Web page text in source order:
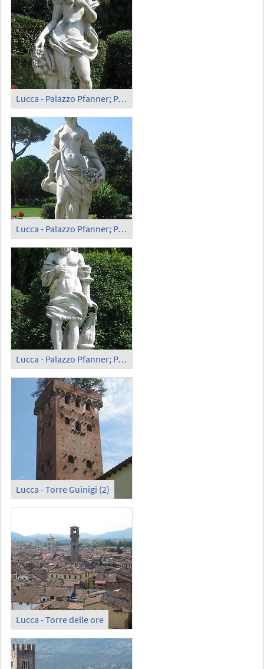
Lucca - Palazzo Pfanner; Park, 'Autumn'
Lucca - Palazzo Pfanner; Park, 'Spring'
Lucca - Palazzo Pfanner; Park, 'Winter'
Lucca - Torre Guinigi (2)
Lucca - Torre delle ore